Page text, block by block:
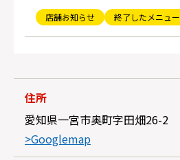
住所
愛知県一宮市奥町字田畑26-2
>Googlemap
店舗お知らせ 終了したメニュー